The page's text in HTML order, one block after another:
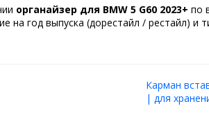
органайзер для BMW 5 G60 2023+ по
на год выпуска (дорестайл / рестайл) и
Карман
| для